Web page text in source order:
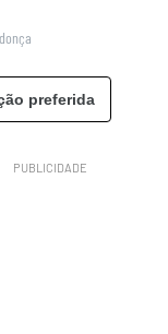
preferida